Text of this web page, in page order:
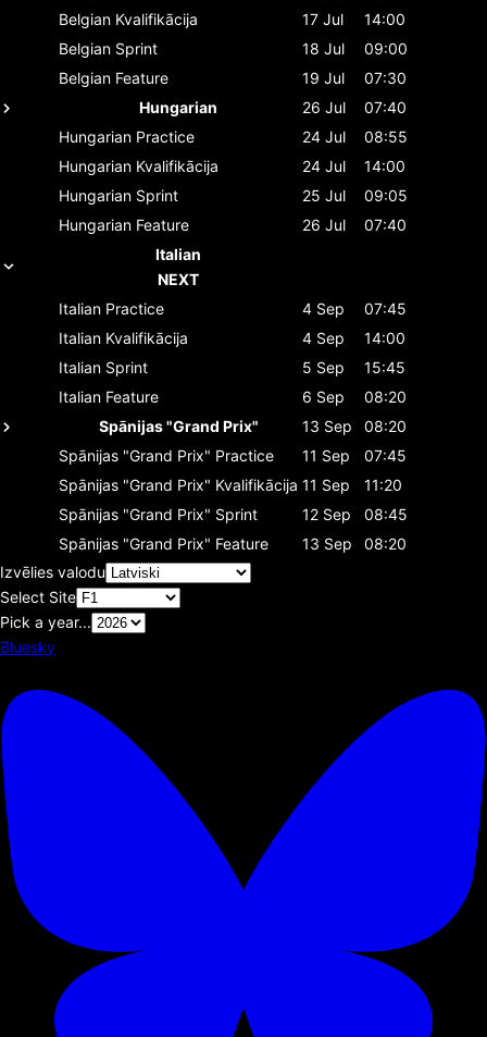
Belgian Kvalifikācija 17 Jul
14:00
Belgian Sprint 18 Jul
09:00
Belgian Feature 19 Jul
07:30
Hungarian
26 Jul
07:40
Hungarian Practice 24 Jul
08:55
Hungarian Kvalifikācija 24 Jul
14:00
Hungarian Sprint 25 Jul
09:05
Hungarian Feature 26 Jul
07:40
Italian
NEXT
Italian Practice 4 Sep
07:45
Italian Kvalifikācija 4 Sep
14:00
Italian Sprint 5 Sep
15:45
Italian Feature 6 Sep
08:20
Spānijas "Grand Prix"
13 Sep
08:20
Spānijas "Grand Prix" Practice 11 Sep
07:45
Spānijas "Grand Prix" Kvalifikācija 11 Sep
11:20
Spānijas "Grand Prix" Sprint 12 Sep
08:45
Spānijas "Grand Prix" Feature 13 Sep
08:20
Izvēlies valodu
Select Site
Pick a year...
Bluesky